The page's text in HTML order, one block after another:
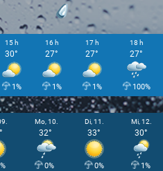
15 h
30°
1%
16 h
27°
1%
17 h
27°
1%
18 h
27°
100%
Mo, 10.
32°
0%
Di, 11.
33°
0%
Mi, 12.
30°
1%